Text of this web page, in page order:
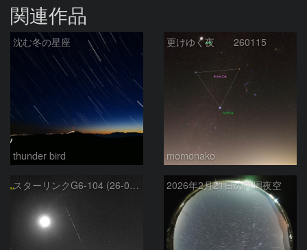
関連作品
沈む冬の星座
thunder bird
更けゆく夜 260115
momonako
スターリンクG6-104 (26-02-23) 2026年2月21日の円周夜空